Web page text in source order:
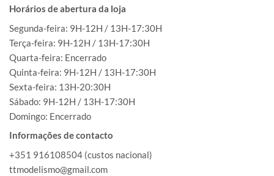
Horários de abertura da loja
Segunda-feira: 9H-12H / 13H-17:30H
Terça-feira: 9H-12H / 13H-17:30H
Quarta-feira: Encerrado
Quinta-feira: 9H-12H / 13H-17:30H
Sexta-feira: 13H-20:30H
Sábado: 9H-12H / 13H-17:30H
Domingo: Encerrado
Informações de contacto
+351 916108504 (custos nacional)
ttmodelismo@gmail.com